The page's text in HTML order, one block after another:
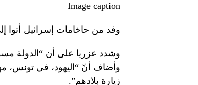
Image caption
وفد من حاخامات إسرائيل أتوا
وشدد عزريا على أن “الدولة
وأضاف أنّ “اليهود، في تونس،
زيارة بلادهم”.